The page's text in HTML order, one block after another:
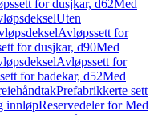
for dusjkar, d62Med
Uten
Avløpssett for
for dusjkar, d90Med
Avløpssett for
for badekar, d52Med
Prefabrikkerte sett
innløpReservedeler for Med